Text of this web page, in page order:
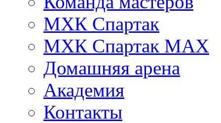
МХК Спартак
МХК Спартак МАХ
Домашняя арена
Академия
Контакты